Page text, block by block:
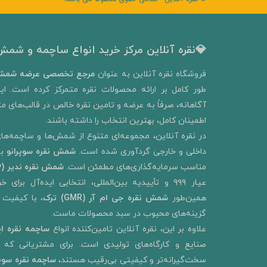
💎نقره آنلاین مرکز خرید انواع ساچمه و
​فروشگاه نقره آنلاین به‌ عنوان مرجع تخصصی عرضه
طور کامل بر ارائه محصولات نقره متمرکز کرده است.
آگاهانه، صرفاً به عرضه و تامین نقره خالص در قالب‌های
اطمینان کامل، بهترین انتخاب را داشته باشند.
در نقره آنلاین، مجموعه‌ای متنوع از شمش‌ها و
داخلی و خارجی گردآوری شده است. شمش نقره سوپرانو
مناسب سرمایه‌گذاری‌های مطمئن است.شمش نقره ندیر (Nadir Metal Refinery)
عیار ۹۹۹ و تأییدیه بین‌المللی، انتخابی
همین‌طور شمش نقره جی ام آر (GMR) ترک
، با
گزینه‌های محبوب در سبد محصولات ماست.
علاوه بر این، نقره آنلاین تامین‌کننده انواعساچمه نقره
صنایع و کارگاه‌های تولیدی است. برای مشتریانی که
سخت‌گیرانه‌تر و کیفیتی بی‌رقیب هستند،ساچمه نقره